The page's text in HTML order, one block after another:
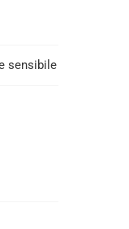
sensibile